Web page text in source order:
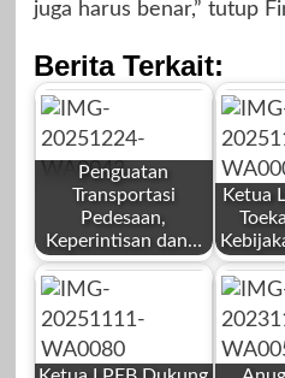
juga harus benar,” tutup
Berita Terkait:
Penguatan
Transportasi
Pedesaan,
Keperintisan dan…
by
Redaksi
Ketua
by